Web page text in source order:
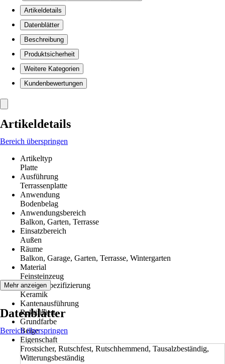
Artikeldetails
Datenblätter
Beschreibung
Produktsicherheit
Weitere Kategorien
Kundenbewertungen
Artikeldetails
Bereich überspringen
Artikeltyp
Platte
Ausführung
Terrassenplatte
Anwendung
Bodenbelag
Anwendungsbereich
Balkon, Garten, Terrasse
Einsatzbereich
Außen
Räume
Balkon, Garage, Garten, Terrasse, Wintergarten
Material
Feinsteinzeug
Materialspezifizierung
Keramik
Kantenausführung
Rektifiziert
Grundfarbe
Beige
Eigenschaft
Frostsicher, Rutschfest, Rutschhemmend, Tausalzbeständig,
Witterungsbeständig
Mehr anzeigen
Datenblätter
Bereich überspringen